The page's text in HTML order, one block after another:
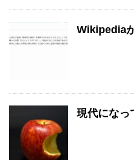
Wikipedia
現代になっ